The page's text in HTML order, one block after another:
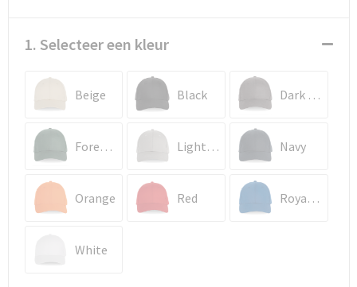
1. Selecteer een kleur
Beige Black Dark Grey
Forest Green Light Grey Navy
Orange Red Royal Blue
White